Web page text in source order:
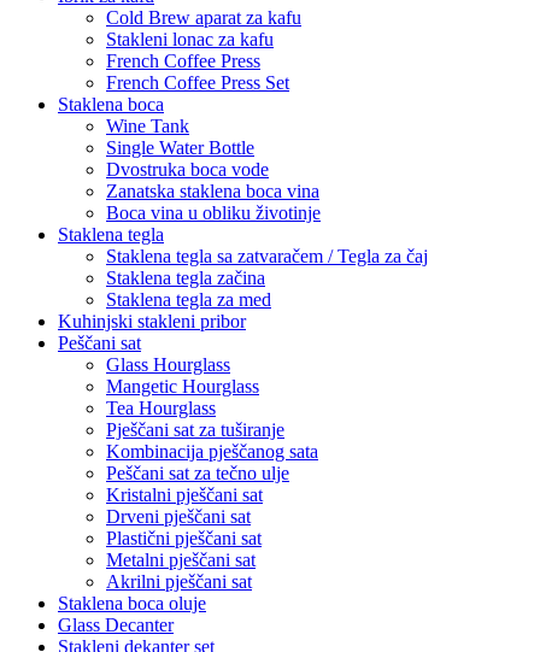
Cold Brew aparat za kafu
Stakleni lonac za kafu
French Coffee Press
French Coffee Press Set
Staklena boca
Wine Tank
Single Water Bottle
Dvostruka boca vode
Zanatska staklena boca vina
Boca vina u obliku životinje
Staklena tegla
Staklena tegla sa zatvaračem / Tegla za čaj
Staklena tegla začina
Staklena tegla za med
Kuhinjski stakleni pribor
Peščani sat
Glass Hourglass
Mangetic Hourglass
Tea Hourglass
Pješčani sat za tuširanje
Kombinacija pješčanog sata
Peščani sat za tečno ulje
Kristalni pješčani sat
Drveni pješčani sat
Plastični pješčani sat
Metalni pješčani sat
Akrilni pješčani sat
Staklena boca oluje
Glass Decanter
Stakleni dekanter set